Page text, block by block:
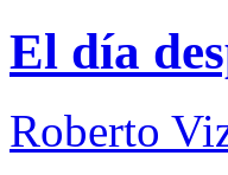
El día
Roberto